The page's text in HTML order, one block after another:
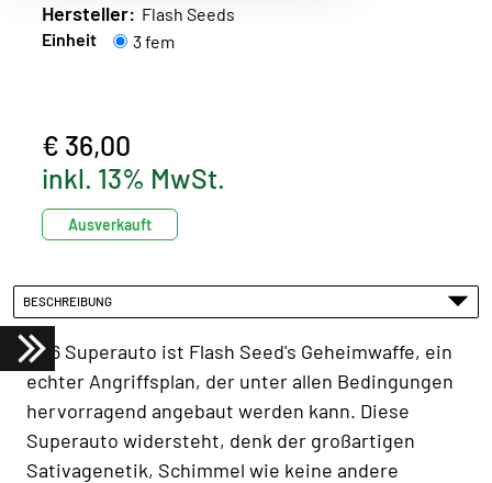
Hersteller: Flash Seeds
Einheit
3 fem
€ 36,00
inkl. 13% MwSt.
Ausverkauft
BESCHREIBUNG
Mi 6 Superauto ist Flash Seed's Geheimwaffe, ein
echter Angriffsplan, der unter allen Bedingungen
hervorragend angebaut werden kann. Diese
Superauto widersteht, denk der großartigen
Sativagenetik, Schimmel wie keine andere